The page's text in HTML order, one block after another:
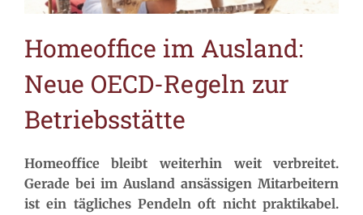
Homeoffice im Ausland:
Neue OECD-Regeln zur
Betriebsstätte
Homeoffice bleibt weiterhin weit verbreitet.
Gerade bei im Ausland ansässigen Mitarbeitern
ist ein tägliches Pendeln oft nicht praktikabel.